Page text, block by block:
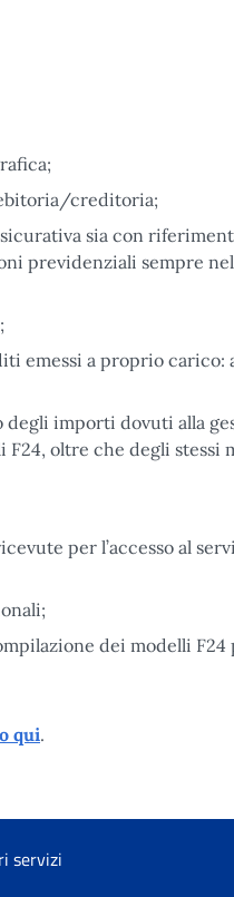
creditoria;
sia con
previdenziali sempre
emessi a proprio carico:
importi dovuti alla
oltre che degli
per l’accesso al
dei modelli
qui.
servizi